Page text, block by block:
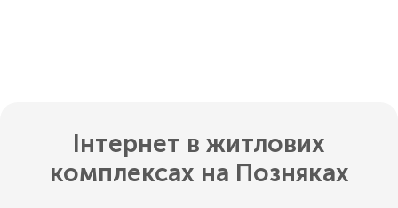
Інтернет в житлових
комплексах на Позняках